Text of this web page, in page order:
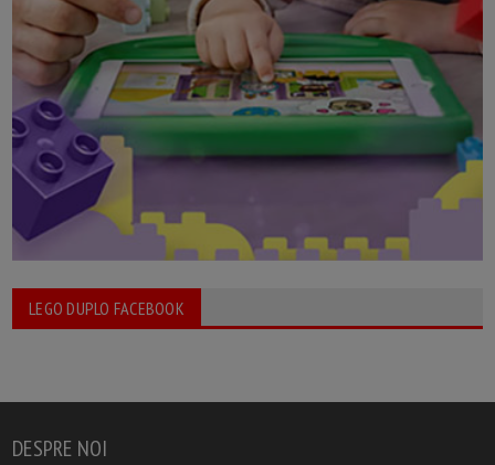
LEGO DUPLO FACEBOOK
DESPRE NOI